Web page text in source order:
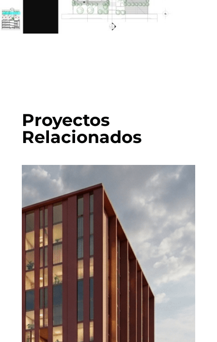
Proyectos
Relacionados